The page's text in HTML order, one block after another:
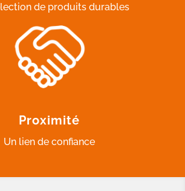
de produits durables
Proximité
Un lien de confiance